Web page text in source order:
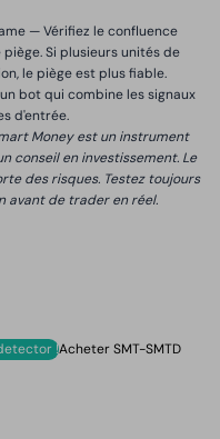
— Vérifiez le confluence
Si plusieurs unités de
le piège est plus fiable.
bot qui combine les signaux
d'entrée.
Money est un instrument
conseil en investissement. Le
des risques. Testez toujours
avant de trader en réel.
!Acheter SMT-SMTD